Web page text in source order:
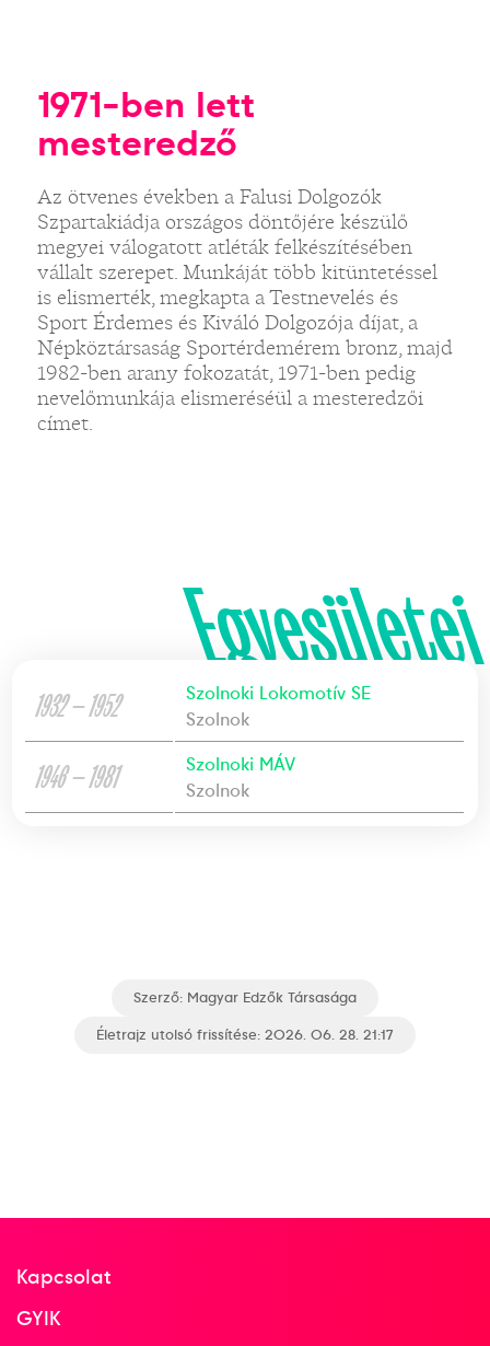
1971-ben lett
mesteredző
Az ötvenes években a Falusi Dolgozók
Szpartakiádja országos döntőjére készülő
megyei válogatott atléták felkészítésében
vállalt szerepet. Munkáját több kitüntetéssel
is elismerték, megkapta a Testnevelés és
Sport Érdemes és Kiváló Dolgozója díjat, a
Népköztársaság Sportérdemérem bronz, majd
1982-ben arany fokozatát, 1971-ben pedig
nevelőmunkája elismeréséül a mesteredzői
címet.
Egyesületei
1932 — 1952
Szolnoki Lokomotív SE
Szolnok
1946 — 1981
Szolnoki MÁV
Szolnok
Szerző: Magyar Edzők Társasága
Életrajz utolsó frissítése: 2026. 06. 28. 21:17
Kapcsolat
GYIK